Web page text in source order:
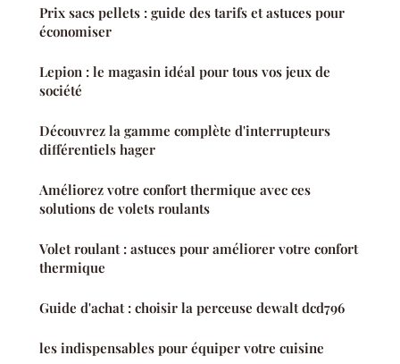
Prix sacs pellets : guide des tarifs et astuces pour
économiser
Lepion : le magasin idéal pour tous vos jeux de
société
Découvrez la gamme complète d'interrupteurs
différentiels hager
Améliorez votre confort thermique avec ces
solutions de volets roulants
Volet roulant : astuces pour améliorer votre confort
thermique
Guide d'achat : choisir la perceuse dewalt dcd796
les indispensables pour équiper votre cuisine